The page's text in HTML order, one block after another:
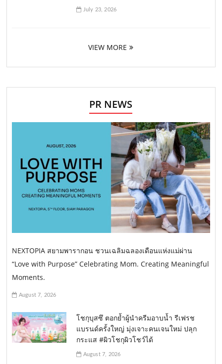
July 23, 2026
VIEW MORE
PR NEWS
NEXTOPIA สยามพารากอน ชวนเฉลิมฉลองเดือนแห่งแม่ผ่าน
“Love with Purpose” Celebrating Mom. Creating Meaningful
Moments.
August 7, 2026
โชกุบุสซึ ตอกย้ำผู้นำครีมอาบน้ำ รีเฟรช
แบรนด์ครั้งใหญ่ มุ่งเจาะคนเจนใหม่ ปลุก
กระแส #ผิวโชกุผิวโชว์ได้
August 7, 2026